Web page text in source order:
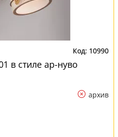
10990
в стиле ар-нуво
архив